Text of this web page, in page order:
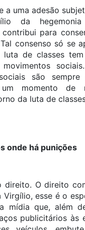
a uma adesão
da
para
consenso só se
luta de classes
movimentos
são sempre
momento de
da luta de
onde há punições
direito. O direito
Virgílio, esse é o
mídia que, além
publicitários às